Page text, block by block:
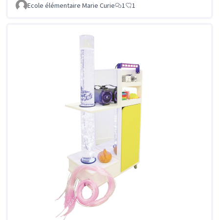
Ecole élémentaire Marie Curie
1 1